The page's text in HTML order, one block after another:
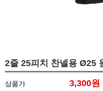
2줄 25피치 찬넬용 Ø25
상품가 3,300원